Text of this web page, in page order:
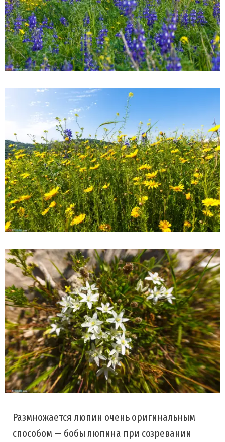
Размножается люпин очень оригинальным
способом — бобы люпина при созревании